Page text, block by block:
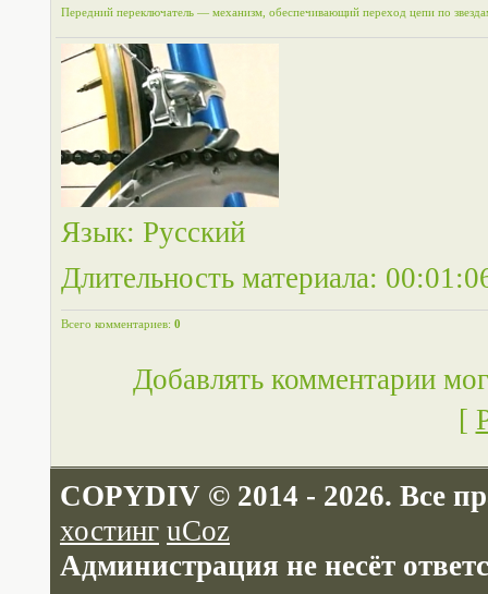
Передний переключатель — механизм, обеспечивающий переход цепи по
Язык: Русский
Длительность материала:
Всего комментариев: 0
Добавлять комментарии
[
COPYDIV © 2014 - 2026. Все
хостинг uCoz
Администрация не несёт